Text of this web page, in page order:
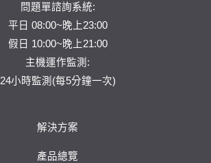
問題單諮詢系統:
平日 08:00~晚上23:00
假日 10:00~晚上21:00
主機運作監測:
24小時監測(每5分鐘一次)
解決方案
產品總覽